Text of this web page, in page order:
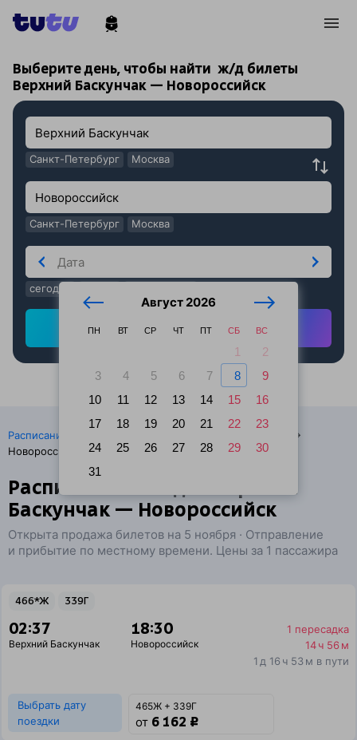
Выберите день, чтобы найти ж/д билеты
Верхний Баскунчак — Новороссийск
Санкт-Петербург Москва
Санкт-Петербург Москва
Август 2026
ПН ВТ СР ЧТ ПТ СБ ВС
1
2
3
4 5 6 7 8
9
10
11 12 13 14 15
16
17
18 19 20 21 22
23
24
25 26 27 28 29
30
31
сегодня
Найти ж/д билеты
Расписание поездов
Ж/д билеты Верхний Баскунчак →
Новороссийск
Расписание поездов Верхний
Баскунчак — Новороссийск
Открыта продажа билетов на 5 ноября · Отправление
и прибытие по местному времени. Цены за 1 пассажира
466*Ж 339Г
02:37
Верхний Баскунчак
18:30
Новороссийск
1 пересадка
14 ч 56 м
1 д 16 ч 53 м в пути
Выбрать дату
поездки
465Ж + 339Г
от 6 162 ₽